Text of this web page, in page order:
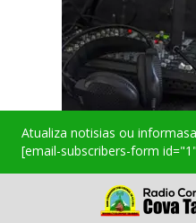
Atualiza notisias ou
[email-subscribers-form